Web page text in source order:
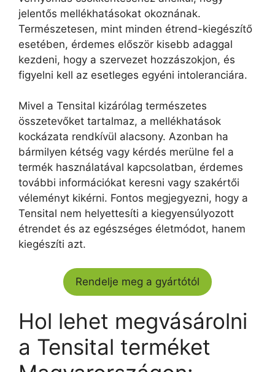
jelentős mellékhatásokat okoznának.
Természetesen, mint minden étrend-kiegészítő
esetében, érdemes először kisebb adaggal
kezdeni, hogy a szervezet hozzászokjon, és
figyelni kell az esetleges egyéni intoleranciára.
Mivel a Tensital kizárólag természetes
összetevőket tartalmaz, a mellékhatások
kockázata rendkívül alacsony. Azonban ha
bármilyen kétség vagy kérdés merülne fel a
termék használatával kapcsolatban, érdemes
további információkat keresni vagy szakértői
véleményt kikérni. Fontos megjegyezni, hogy a
Tensital nem helyettesíti a kiegyensúlyozott
étrendet és az egészséges életmódot, hanem
kiegészíti azt.
Rendelje meg a gyártótól
Hol lehet megvásárolni
a Tensital terméket